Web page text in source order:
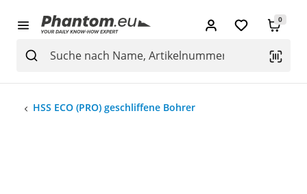
0
HSS ECO (PRO) geschliffene Bohrer